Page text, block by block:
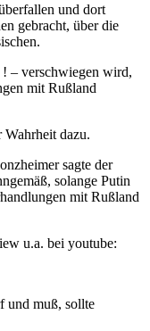
und dort
gebracht, über die
– verschwiegen wird,
mit Rußland
Wahrheit dazu.
sagte der
solange Putin
mit Rußland
u.a. bei youtube:
und muß, sollte